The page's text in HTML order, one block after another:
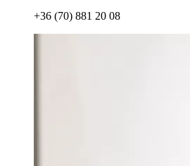
+36 (70) 881 20 08